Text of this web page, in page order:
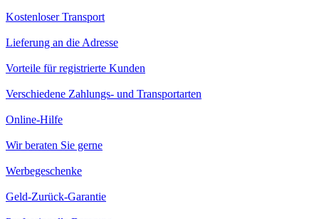
Kostenloser Transport
Lieferung an die Adresse
Vorteile für registrierte Kunden
Verschiedene Zahlungs- und Transportarten
Online-Hilfe
Wir beraten Sie gerne
Werbegeschenke
Geld-Zurück-Garantie